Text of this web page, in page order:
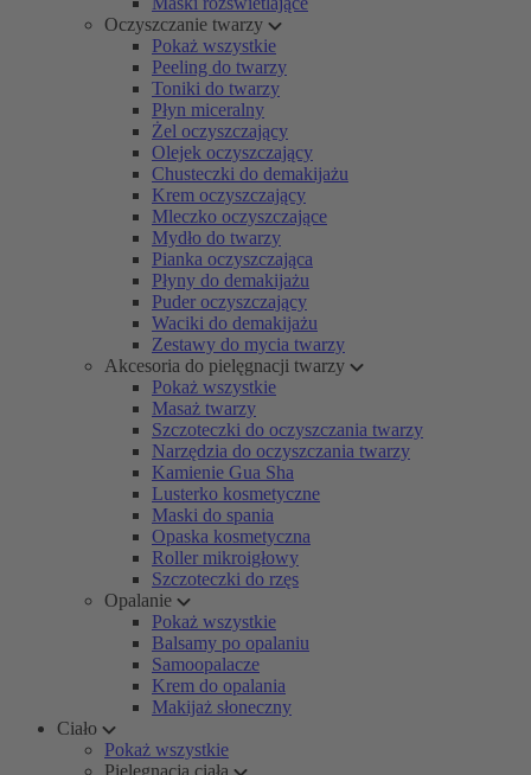
Oczyszczanie twarzy
Pokaż wszystkie
Peeling do twarzy
Toniki do twarzy
Płyn miceralny
Żel oczyszczający
Olejek oczyszczający
Chusteczki do demakijażu
Krem oczyszczający
Mleczko oczyszczające
Mydło do twarzy
Pianka oczyszczająca
Płyny do demakijażu
Puder oczyszczający
Waciki do demakijażu
Zestawy do mycia twarzy
Akcesoria do pielęgnacji twarzy
Pokaż wszystkie
Masaż twarzy
Szczoteczki do oczyszczania twarzy
Narzędzia do oczyszczania twarzy
Kamienie Gua Sha
Lusterko kosmetyczne
Maski do spania
Opaska kosmetyczna
Roller mikroigłowy
Szczoteczki do rzęs
Opalanie
Pokaż wszystkie
Balsamy po opalaniu
Samoopalacze
Krem do opalania
Makijaż słoneczny
Ciało
Pokaż wszystkie
Pielęgnacja ciała